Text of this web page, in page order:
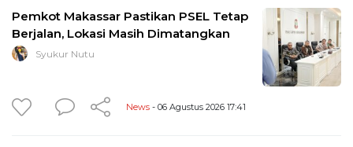
Pemkot Makassar Pastikan PSEL Tetap
Berjalan, Lokasi Masih Dimatangkan
Syukur Nutu
News - 06 Agustus 2026 17:41